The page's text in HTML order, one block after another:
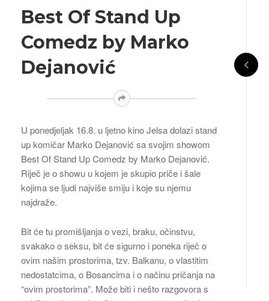
Best Of Stand Up
Comedz by Marko
Dejanović
U ponedjeljak 16.8. u ljetno kino Jelsa dolazi stand
up komičar Marko Dejanović sa svojim showom
Best Of Stand Up Comedz by Marko Dejanović.
Riječ je o showu u kojem je skupio priče i šale
kojima se ljudi najviše smiju i koje su njemu
najdraže.
Bit će tu promišljanja o vezi, braku, očinstvu,
svakako o seksu, bit će sigurno i poneka riječ o
ovim našim prostorima, tzv. Balkanu, o vlastitim
nedostatcima, o Bosancima i o načinu pričanja na
“ovim prostorima”. Može biti i nešto razgovora s